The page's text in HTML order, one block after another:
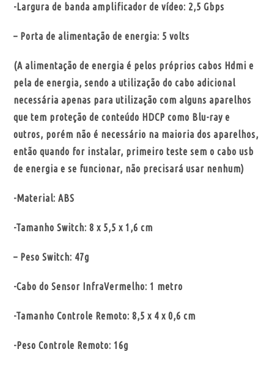
-Largura de banda amplificador de vídeo: 2,5 Gbps
– Porta de alimentação de energia: 5 volts
(A alimentação de energia é pelos próprios cabos Hdmi e
pela de energia, sendo a utilização do cabo adicional
necessária apenas para utilização com alguns aparelhos
que tem proteção de conteúdo HDCP como Blu-ray e
outros, porém não é necessário na maioria dos aparelhos,
então quando for instalar, primeiro teste sem o cabo usb
de energia e se funcionar, não precisará usar nenhum)
-Material: ABS
-Tamanho Switch: 8 x 5,5 x 1,6 cm
– Peso Switch: 47g
-Cabo do Sensor InfraVermelho: 1 metro
-Tamanho Controle Remoto: 8,5 x 4 x 0,6 cm
-Peso Controle Remoto: 16g